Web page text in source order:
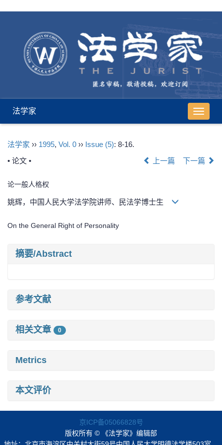
导
航
法学家
法学家 ›› 1995, Vol. 0 ›› Issue (5): 8-16.
• 论文 •
上一篇 下一篇
论一般人格权
姚辉，中国人民大学法学院讲师、民法学博士生
On the General Right of Personality
摘要/Abstract
参考文献
相关文章 0
Metrics
本文评价
京ICP备05066828号
版权所有 © 《法学家》编辑部